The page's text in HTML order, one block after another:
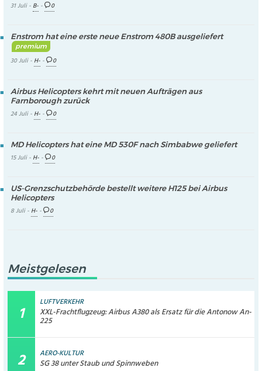
31 Juli - B-- 0
Enstrom hat eine erste neue Enstrom 480B ausgeliefert
premium
30 Juli - H-- 0
Airbus Helicopters kehrt mit neuen Aufträgen aus
Farnborough zurück
24 Juli - H-- 0
MD Helicopters hat eine MD 530F nach Simbabwe geliefert
15 Juli - H-- 0
US-Grenzschutzbehörde bestellt weitere H125 bei Airbus
Helicopters
8 Juli - H-- 0
Meistgelesen
LUFTVERKEHR
XXL-Frachtflugzeug: Airbus A380 als Ersatz für die Antonow An-
225
AERO-KULTUR
SG 38 unter Staub und Spinnweben